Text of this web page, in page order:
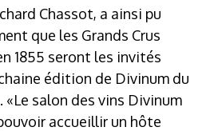
Chassot, a ainsi pu
que les Grands Crus
1855 seront les invités
édition de Divinum du
«Le salon des vins Divinum
accueillir un hôte